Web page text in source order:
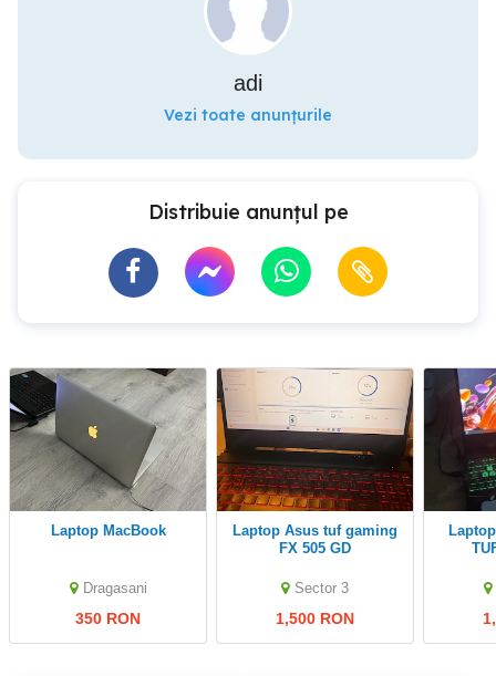
adi
Vezi toate anunțurile
Distribuie anunțul pe
laptop MacBook
Dragasani
350 RON
Laptop Asus tuf gaming
FX 505 GD
Sector 3
1,500 RON
Laptop gaming ASUS